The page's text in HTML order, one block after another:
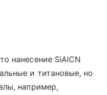
нанесение SiAlCN
и титановые, но
например,